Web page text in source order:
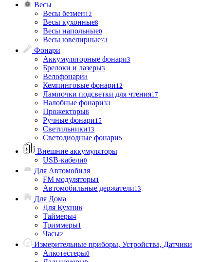
Весы
Весы безмен12
Весы кухонные8
Весы напольные0
Весы ювелирные73
Фонари
Аккумуляторные фонари3
Брелоки и лазеры3
Велофонари8
Кемпинговые фонари12
Лампочки подсветки для чтения17
Налобные фонари33
Прожекторы8
Ручные фонари15
Светильники13
Светодиодные фонари5
Внешние аккумуляторы
USB-кабели0
Для Автомобиля
FM модуляторы1
Автомобильные держатели13
Для Дома
Для Кухни6
Таймеры4
Триммеры1
Часы2
Измерительные приборы, Устройства, Датчики
Алкотестеры0